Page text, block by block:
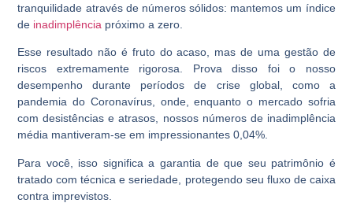
tranquilidade através de números sólidos: mantemos um índice
de inadimplência próximo a zero.
Esse resultado não é fruto do acaso, mas de uma gestão de
riscos extremamente rigorosa. Prova disso foi o nosso
desempenho durante períodos de crise global, como a
pandemia do Coronavírus, onde, enquanto o mercado sofria
com desistências e atrasos, nossos números de inadimplência
média mantiveram-se em impressionantes 0,04%.
Para você, isso significa a garantia de que seu patrimônio é
tratado com técnica e seriedade, protegendo seu fluxo de caixa
contra imprevistos.